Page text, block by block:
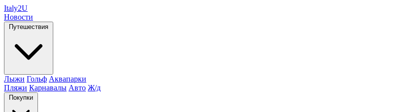
Italy2U
Новости
Путешествия
Лыжи Гольф Аквапарки
Пляжи Карнавалы Авто Ж/д
Покупки